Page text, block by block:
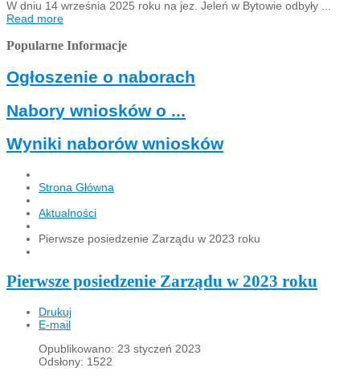
W dniu 14 września 2025 roku na jez. Jeleń w Bytowie odbyły ...
Read more
Popularne Informacje
Ogłoszenie o naborach
Nabory wniosków o ...
Wyniki naborów wniosków
Strona Główna
Aktualności
Pierwsze posiedzenie Zarządu w 2023 roku
Pierwsze posiedzenie Zarządu w 2023 roku
Drukuj
E-mail
Opublikowano: 23 styczeń 2023
Odsłony: 1522